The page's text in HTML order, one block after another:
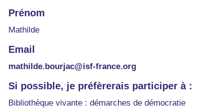
Prénom
Mathilde
Email
mathilde.bourjac@isf-france.org
Si possible, je préfèrerais participer à :
Bibliothèque vivante : démarches de démocratie